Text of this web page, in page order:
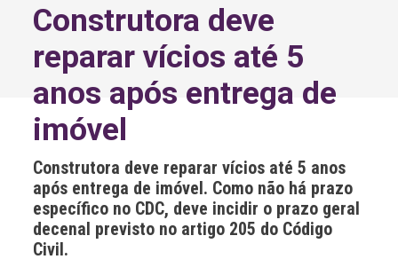
r
n
v
:
Construtora deve
reparar vícios até 5
anos após entrega de
imóvel
Construtora deve reparar vícios até 5 anos
após entrega de imóvel. Como não há prazo
específico no CDC, deve incidir o prazo geral
decenal previsto no artigo 205 do Código
Civil.